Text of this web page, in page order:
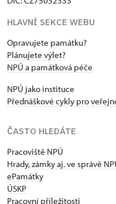
HLAVNÍ SEKCE WEBU
Opravujete památku?
Plánujete výlet?
NPÚ a památková péče
NPÚ jako instituce
Přednáškové cykly pro
ČASTO HLEDÁTE
Pracoviště NPÚ
Hrady, zámky aj. ve správě
ePamátky
ÚSKP
Pracovní příležitosti